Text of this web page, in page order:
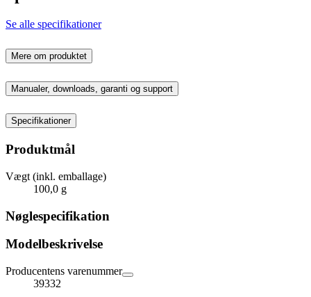
Se alle specifikationer
Mere om produktet
Manualer, downloads, garanti og support
Specifikationer
Produktmål
Vægt (inkl. emballage)
100,0 g
Nøglespecifikation
Modelbeskrivelse
Producentens varenummer
39332